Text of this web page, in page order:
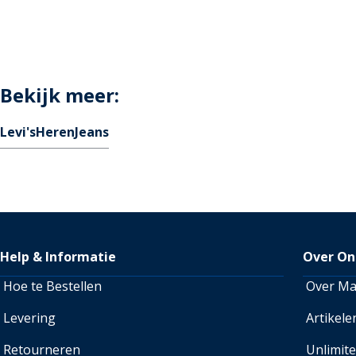
Bekijk meer:
Levi'sHerenJeans
Help & Informatie
Hoe te Bestellen
Levering
Retourneren
Over
Over